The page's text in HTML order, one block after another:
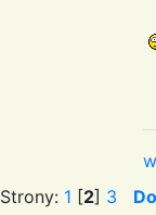
Strony: 1 [2] 3